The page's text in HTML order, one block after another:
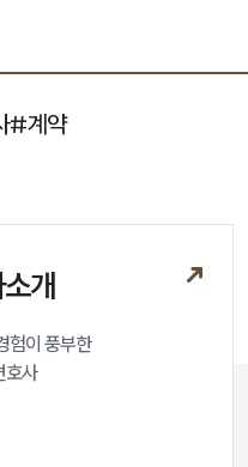
#계약
개
험이 풍부한
호사